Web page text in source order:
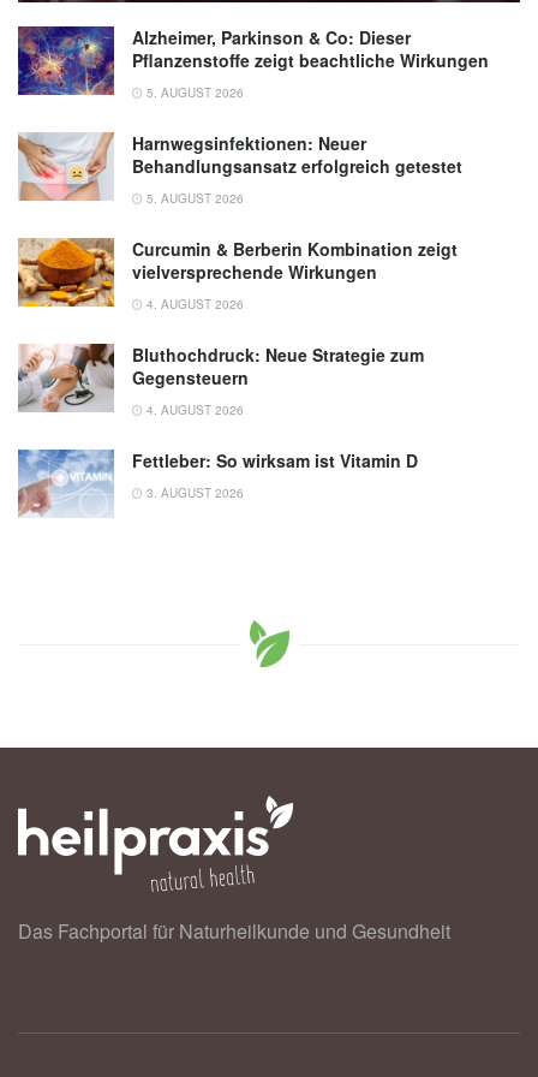
(veröffentlicht 20.03.2024),Food & Function
Robert W. Owen, Attilio Giacosa, William E.
possible role of antioxidants; in: Lancet
Oncology (veröffentlicht Oktober 2000),
Lancet Oncology
Alzheimer, Parkinson & Co: Dieser
Pflanzenstoffe zeigt beachtliche Wirkungen
5. AUGUST 2026
Harnwegsinfektionen: Neuer
Behandlungsansatz erfolgreich getestet
5. AUGUST 2026
Curcumin & Berberin Kombination zeigt
vielversprechende Wirkungen
4. AUGUST 2026
Bluthochdruck: Neue Strategie zum
Gegensteuern
4. AUGUST 2026
Fettleber: So wirksam ist Vitamin D
3. AUGUST 2026
Das Fachportal für Naturheilkunde und Gesundheit